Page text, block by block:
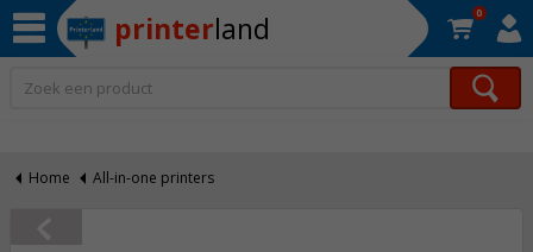
printerland 0
Home All-in-one printers